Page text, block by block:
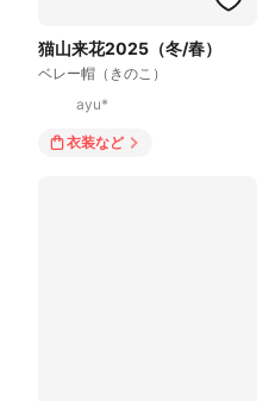
猫山来花2025（冬/春）
ベレー帽（きのこ）
ayu*
衣装など